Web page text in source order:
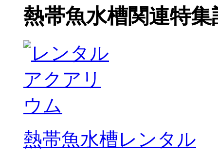
熱帯魚水槽関連特集
熱帯魚水槽レンタル